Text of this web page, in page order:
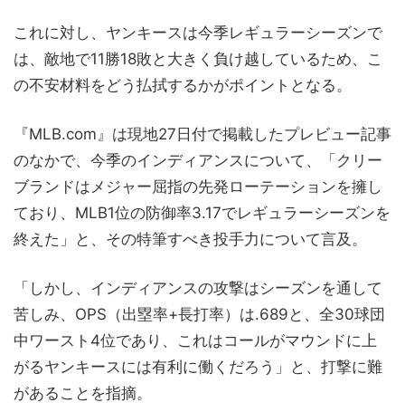
これに対し、ヤンキースは今季レギュラーシーズンで
は、敵地で11勝18敗と大きく負け越しているため、こ
の不安材料をどう払拭するかがポイントとなる。
『MLB.com』は現地27日付で掲載したプレビュー記事
のなかで、今季のインディアンスについて、「クリー
ブランドはメジャー屈指の先発ローテーションを擁し
ており、MLB1位の防御率3.17でレギュラーシーズンを
終えた」と、その特筆すべき投手力について言及。
「しかし、インディアンスの攻撃はシーズンを通して
苦しみ、OPS（出塁率+長打率）は.689と、全30球団
中ワースト4位であり、これはコールがマウンドに上
がるヤンキースには有利に働くだろう」と、打撃に難
があることを指摘。